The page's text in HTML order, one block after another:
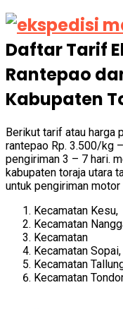
Daftar Tarif
Rantepao
Kabupaten
Berikut tarif atau harga
rantepao Rp. 3.500/kg
pengiriman 3 – 7 hari.
kabupaten toraja utara
untuk pengiriman
Kecamatan Kesu,
Kecamatan
Kecamatan
Kecamatan Sopai,
Kecamatan
Kecamatan